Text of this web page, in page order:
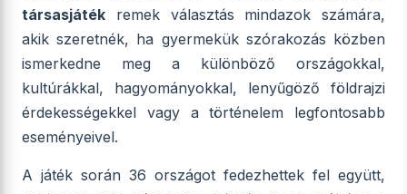
társasjáték remek választás mindazok számára,
akik szeretnék, ha gyermekük szórakozás közben
ismerkedne meg a különböző országokkal,
kultúrákkal, hagyományokkal, lenyűgöző földrajzi
érdekességekkel vagy a történelem legfontosabb
eseményeivel.
A játék során 36 országot fedezhettek fel együtt,